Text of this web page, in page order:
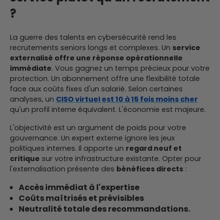
?
La guerre des talents en cybersécurité rend les
recrutements seniors longs et complexes. Un service
externalisé offre une réponse opérationnelle
immédiate. Vous gagnez un temps précieux pour votre
protection. Un abonnement offre une flexibilité totale
face aux coûts fixes d'un salarié. Selon certaines
analyses, un CISO virtuel est 10 à 15 fois moins cher
qu'un profil interne équivalent. L'économie est majeure.
L'objectivité est un argument de poids pour votre
gouvernance. Un expert externe ignore les jeux
politiques internes. Il apporte un regard neuf et
critique sur votre infrastructure existante. Opter pour
l'externalisation présente des bénéfices directs :
Accès immédiat à l'expertise
Coûts maîtrisés et prévisibles
Neutralité totale des recommandations.